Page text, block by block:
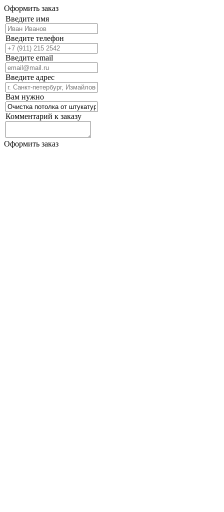
Оформить заказ
Введите имя
Введите телефон
Введите email
Введите адрес
Вам нужно
Комментарий к заказу
Оформить заказ